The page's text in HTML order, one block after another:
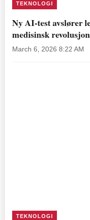
TEKNOLOGI
Ny AI-test avslører
medisinsk
March 6, 2026 8:22 AM
TEKNOLOGI